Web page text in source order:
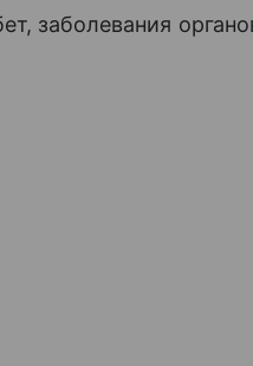
заболевания